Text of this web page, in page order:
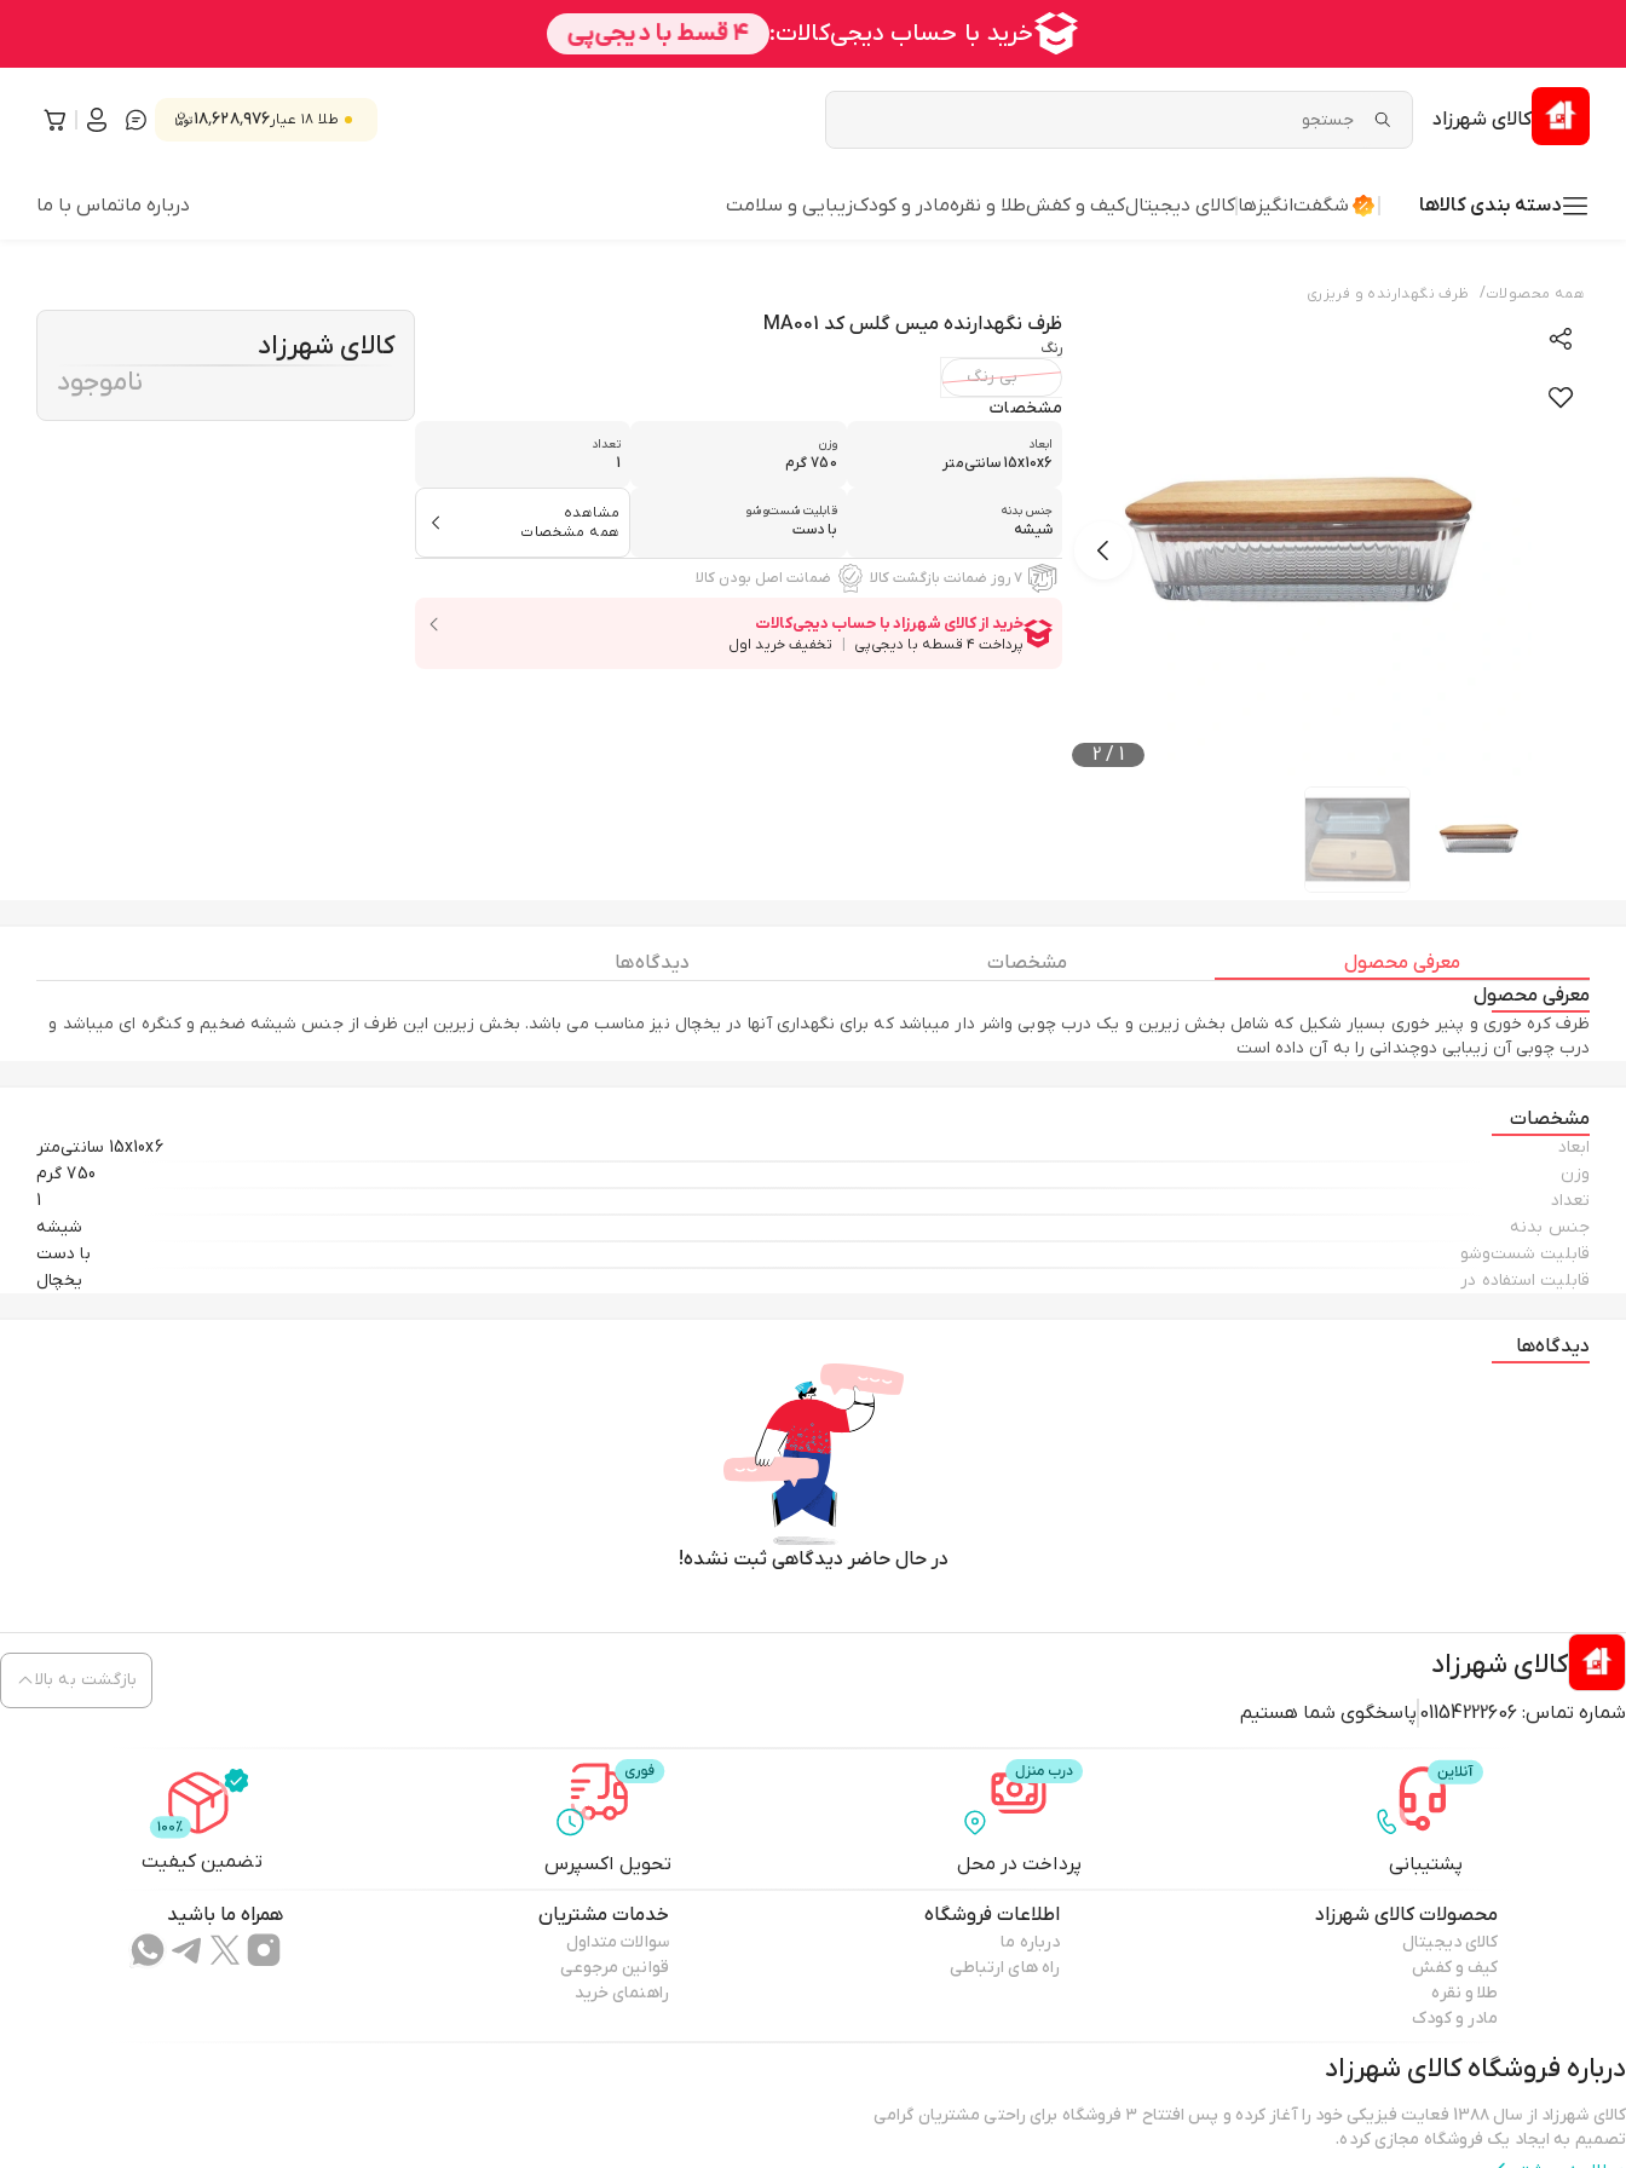
کالای شهرزاد طلا ۱۸ عیار ۱۸٬۶۲۸٬۹۷۶
دسته بندی کالاها شگفت‌انگیزهاکالای دیجیتالکیف و کفشطلا و نقرهمادر و کودکزیبایی و سلامت درباره ماتماس با ما
همه محصولات/ ظرف نگهدارنده و فریزری
1
/
2
ظرف نگهدارنده میس گلس کد MA001
رنگ
بی رنگ
مشخصات
ابعاد
15x10x6 سانتی‌متر
وزن
750 گرم
تعداد
1
جنس بدنه
شیشه
قابلیت شست‌وشو
با دست
مشاهده
همه مشخصات
۷ روز ضمانت بازگشت کالا ضمانت اصل بودن کالا
کالای شهرزاد
ناموجود
معرفی محصول مشخصات
دیدگاه ها
معرفی محصول
ظرف کره خوری و پنیر خوری بسیار شکیل که شامل بخش زیرین و یک درب چوبی واشر دار میباشد که برای نگهداری آنها در یخچال نیز مناسب می باشد. بخش زیرین این ظرف از جنس شیشه ضخیم و کنگره ای میباشد و
درب چوبی آن زیبایی دوچندانی را به آن داده است
مشخصات
ابعاد
15x10x6 سانتی‌متر
وزن
750 گرم
تعداد
1
جنس بدنه
شیشه
قابلیت شست‌وشو
با دست
قابلیت استفاده در
یخچال
دیدگاه‌ها
در حال حاضر دیدگاهی ثبت نشده!
کالای شهرزاد
شماره تماس: 01154222606 پاسخگوی شما هستیم
بازگشت به بالا
پشتیبانی پرداخت در محل تحویل اکسپرس تضمین کیفیت
محصولاتکالای شهرزاد
کالای دیجیتال
کیف و کفش
طلا و نقره
مادر و کودک
اطلاعات فروشگاه
درباره ما
راه های ارتباطی
خدمات مشتریان
سوالات متداول
قوانین مرجوعی
راهنمای خرید
همراه ما باشید
درباره فروشگاهکالای شهرزاد
کالای شهرزاد از سال 13۸۸ فعایت فیزیکی خود را آغاز کرده و پس افتتاح ۳ فروشگاه برای راحتی مشتریان گرامی
تصمیم به ایجاد یک فروشگاه مجازی کرده.